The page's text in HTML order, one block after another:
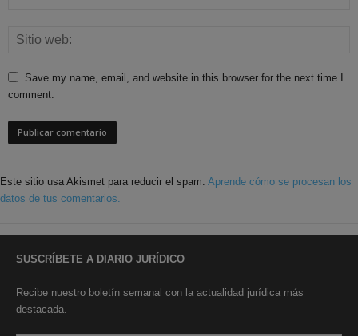
Save my name, email, and website in this browser for the next time I
comment.
Este sitio usa Akismet para reducir el spam. Aprende cómo se procesan los
datos de tus comentarios.
SUSCRÍBETE A DIARIO JURÍDICO
Recibe nuestro boletín semanal con la actualidad jurídica más
destacada.